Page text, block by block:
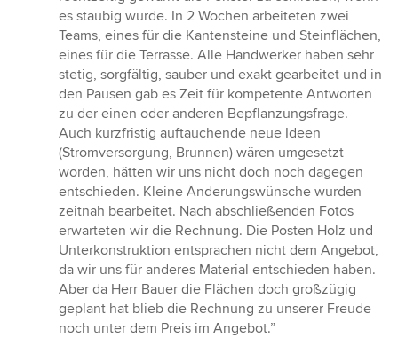
es staubig wurde. In 2 Wochen arbeiteten zwei
Teams, eines für die Kantensteine und Steinflächen,
eines für die Terrasse. Alle Handwerker haben sehr
stetig, sorgfältig, sauber und exakt gearbeitet und in
den Pausen gab es Zeit für kompetente Antworten
zu der einen oder anderen Bepflanzungsfrage.
Auch kurzfristig auftauchende neue Ideen
(Stromversorgung, Brunnen) wären umgesetzt
worden, hätten wir uns nicht doch noch dagegen
entschieden. Kleine Änderungswünsche wurden
zeitnah bearbeitet. Nach abschließenden Fotos
erwarteten wir die Rechnung. Die Posten Holz und
Unterkonstruktion entsprachen nicht dem Angebot,
da wir uns für anderes Material entschieden haben.
Aber da Herr Bauer die Flächen doch großzügig
geplant hat blieb die Rechnung zu unserer Freude
noch unter dem Preis im Angebot.”